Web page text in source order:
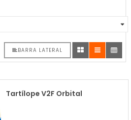
BARRA LATERAL
Tartílope V2F Orbital